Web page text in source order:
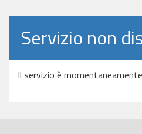
Servizio non
Il servizio è